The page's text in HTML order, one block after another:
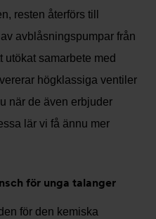
resten återförs till
avblåsningspumpar från
utökat samarbete med
högklassiga ventiler
när de även erbjuder
lär vi få ännu mer
för unga talanger
för den kemiska